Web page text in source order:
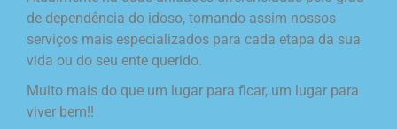
de dependência do idoso, tornando assim nossos
serviços mais especializados para cada etapa da sua
vida ou do seu ente querido.
Muito mais do que um lugar para ficar, um lugar para
viver bem!!